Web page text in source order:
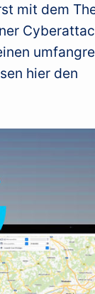
mit dem
hier den